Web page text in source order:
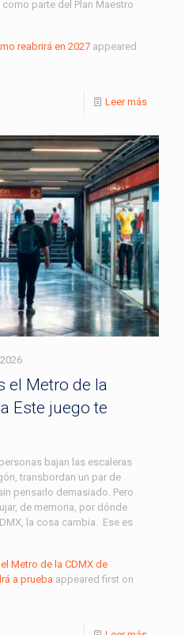
parte del Plan Maestro
reabrirá en 2027 appeared
Leer más
el Metro de la
Este juego te
bajan las escaleras
transbordan un par de
pensarlo demasiado. Pero
de memoria, por dónde
la cosa cambia. Ese es
Metro de la CDMX de
a prueba appeared first on